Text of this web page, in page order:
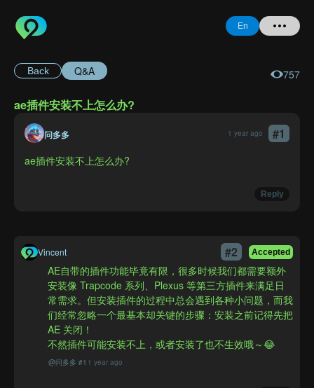
En
Login
Forgot
Password
Back Q&A 757
ae插件安装不上怎么办?
问多多 1 year ago #1
ae插件安装不上怎么办?
Reply
Vincent #2 Accepted
AE自带的插件功能毕竟有限，很多时候我们都需要额外
安装像 Trapcode 系列、Plexus 等第三方插件来满足日
常需求。但安装插件的过程中总会遇到各种小问题，而我
们经常忽略一个最基本却关键的步骤：安装之前记得先把
AE 关闭！
不然插件可能安装不上，或者安装了也不生效哦～😂
@问多多 #1 1 year ago